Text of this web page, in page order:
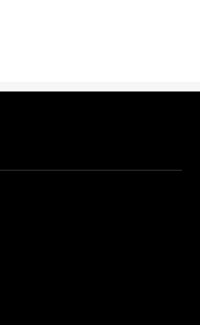
Kekuatan